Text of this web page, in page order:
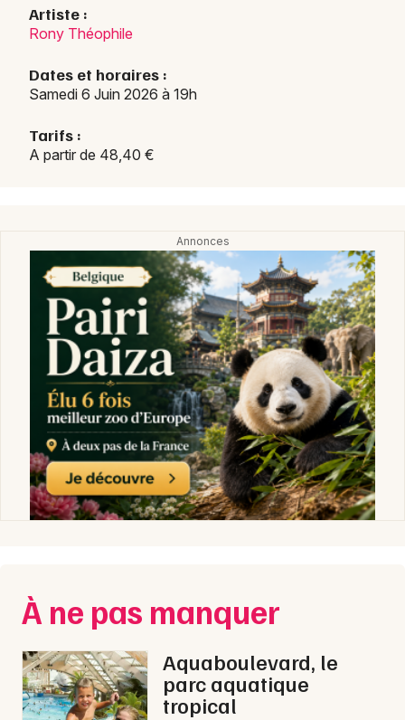
Artiste :
Rony Théophile
Dates et horaires :
Samedi 6 Juin 2026 à 19h
Tarifs :
A partir de 48,40 €
À ne pas manquer
Aquaboulevard, le
parc aquatique
tropical